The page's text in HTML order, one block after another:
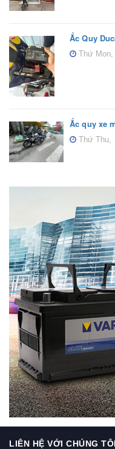
Ắc Quy
Thứ Mon,
Ắc quy xe
Thứ Thu,
LIÊN HỆ VỚI CHÚNG TÔI